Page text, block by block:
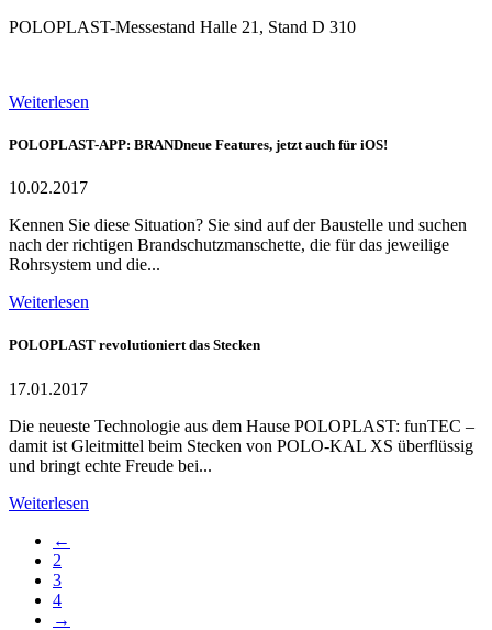
POLOPLAST-Messestand Halle 21, Stand D 310
Weiterlesen
POLOPLAST-APP: BRANDneue Features, jetzt auch für iOS!
10.02.2017
Kennen Sie diese Situation? Sie sind auf der Baustelle und suchen
nach der richtigen Brandschutzmanschette, die für das jeweilige
Rohrsystem und die...
Weiterlesen
POLOPLAST revolutioniert das Stecken
17.01.2017
Die neueste Technologie aus dem Hause POLOPLAST: funTEC –
damit ist Gleitmittel beim Stecken von POLO-KAL XS überflüssig
und bringt echte Freude bei...
Weiterlesen
←
2
3
4
→